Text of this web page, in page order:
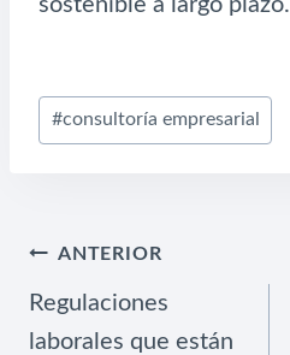
Etiquetas
de
#consultoría empresarial
NAVEGACIÓN
ENTRADAS
ANTERIOR
Regulaciones
laborales que están